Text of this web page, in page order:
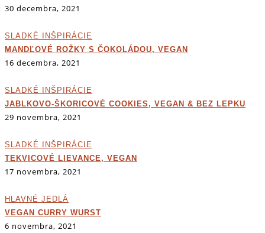
30 decembra, 2021
SLADKÉ INŠPIRÁCIE
MANDĽOVÉ ROŽKY S ČOKOLÁDOU, VEGAN
16 decembra, 2021
SLADKÉ INŠPIRÁCIE
JABLKOVO-ŠKORICOVÉ COOKIES, VEGAN & BEZ LEPKU
29 novembra, 2021
SLADKÉ INŠPIRÁCIE
TEKVICOVÉ LIEVANCE, VEGAN
17 novembra, 2021
HLAVNÉ JEDLÁ
VEGAN CURRY WURST
6 novembra, 2021